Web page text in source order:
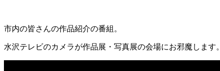
市内の皆さんの作品紹介の番組。
水沢テレビのカメラが作品展・写真展の会場にお邪魔します。